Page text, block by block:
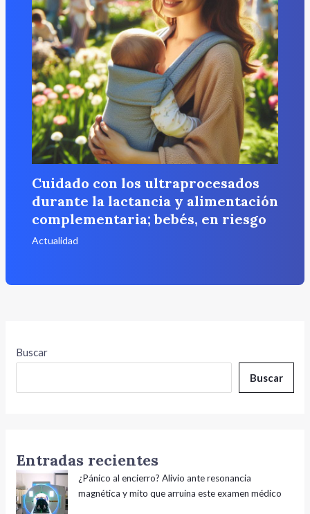
Cuidado con los ultraprocesados
durante la lactancia y alimentación
complementaria; bebés, en riesgo
Actualidad
Buscar
Buscar
Entradas recientes
¿Pánico al encierro? Alivio ante resonancia
magnética y mito que arruina este examen médico